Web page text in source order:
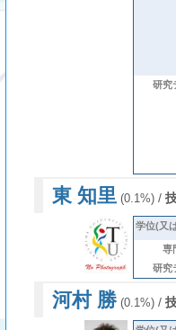
研究
東 知里(0.1%)/
学位(又
専
研究
河村 勝(0.1%)/